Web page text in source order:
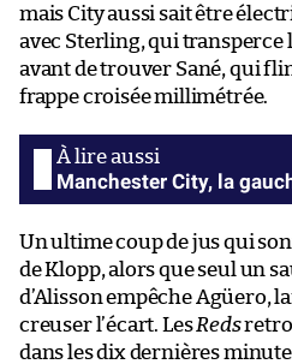
mais City aussi sait être
avec Sterling, qui transperce
avant de trouver Sané, qui
frappe croisée millimétrée.
Manchester City, la
Un ultime coup de jus qui
de Klopp, alors que seul un
d’Alisson empêche Agüero,
creuser l’écart. LesReds
dans les dix dernières